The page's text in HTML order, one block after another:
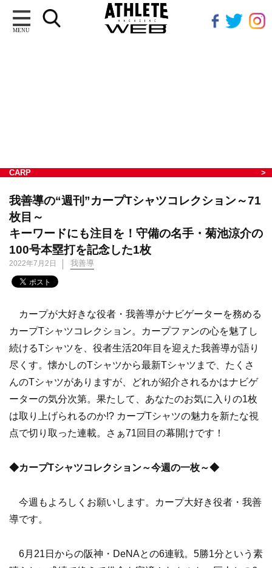
MENU
CARP
我善導の“週刊”カープTシャツコレクション～71
枚目～
キーワードにも注目を！守備の名手・菊池涼介の
100号本塁打を記念した1枚
2022年7月2日 我善導
カープが大好きな役者・我善導がナビゲーターを務める
カープTシャツコレクション。カープファンの心を魅了し
続けるTシャツを、役者生活20年目を迎えた我善導が語り
尽くす。懐かしのTシャツから最新Tシャツまで、たくさ
んのTシャツがありますが、どれが紹介されるかはナビゲ
ーターの気分次第。果たして、あなたのお気に入りの1枚
は取り上げられるのか!? カープTシャツの魅力を新たな視
点で切り取った連載。さぁ71回目の幕開けです！
◆カープTシャツコレクション～今週の一枚～◆
今週もよろしくお願いします。カープ大好き役者・我善
導です。
6月21日からの阪神・DeNAとの6連戦。5勝1分という素